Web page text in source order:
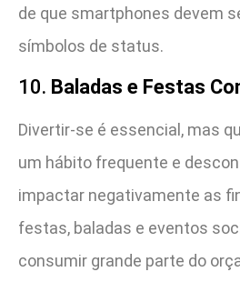
de que smartphones devem
símbolos de status.
10. Baladas e Festas
Divertir-se é essencial, mas
um hábito frequente e
impactar negativamente as
festas, baladas e eventos
consumir grande parte do